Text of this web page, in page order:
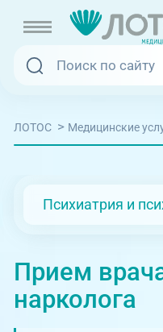
Услуги и цены
Отзывы
Адреса клиник
Записаться
Вызвать
Медицина на
Телемедицина
ЛОТОС > Медицинские
Психиатрия и
Прием
нарколога